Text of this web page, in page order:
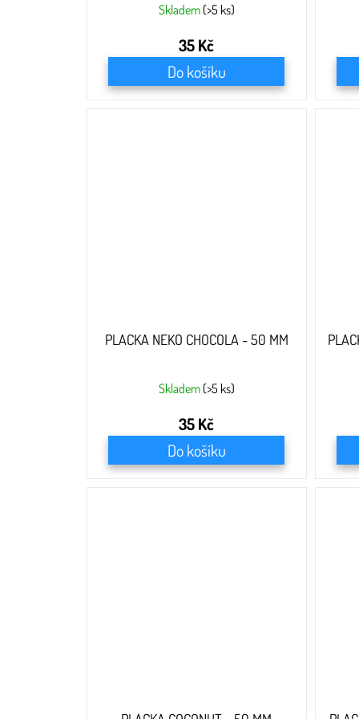
Skladem (>5 ks)
35 Kč
Do košíku
PLACKA NEKO CHOCOLA - 50 MM
Skladem (>5 ks)
35 Kč
Do košíku